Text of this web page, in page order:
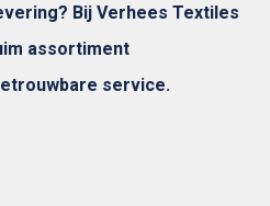
Bij Verhees Textiles
assortiment
service.